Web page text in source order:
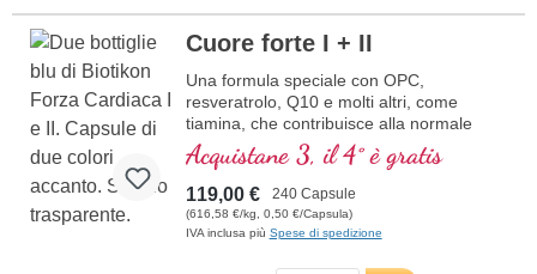
Cuore forte I + II
Una formula speciale con OPC,
resveratrolo, Q10 e molti altri, come
tiamina, che contribuisce alla normale
funzione cardiaca. (Formula 1 e Formula
2)
Acquistane 3, il 4° è gratis
119,00 € 240 Capsule
(616,58 €/kg, 0,50 €/Capsula)
IVA inclusa più Spese di spedizione